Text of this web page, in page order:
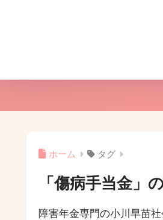
ホーム タグ
「傷病手当金」
障害年金専門の小川早苗